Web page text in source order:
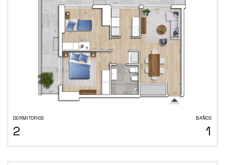
DORMITORIOS
2
BAÑOS
1